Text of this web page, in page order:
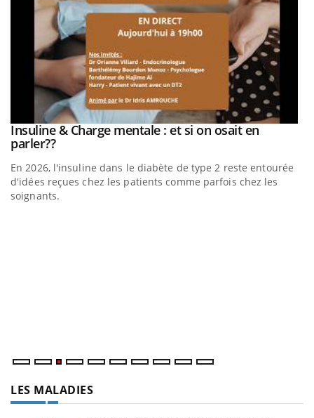
Youtube
Insuline & Charge mentale : et si on osait en
parler??Youtube
En 2026, l'insuline dans le diabète de type 2 reste entourée
d'idées reçues chez les patients comme parfois chez les
soignants.
LES MALADIES